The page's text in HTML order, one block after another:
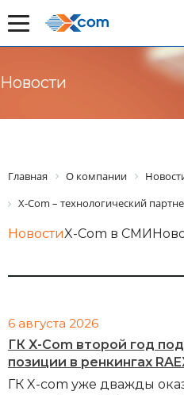
Новости
Главная О компании
X-Com – технологический
НовостиX-Com в СМИ
6 августа 2026
ГК X-Com второй год
позиции в ренкингах
ГК X-com уже дважды